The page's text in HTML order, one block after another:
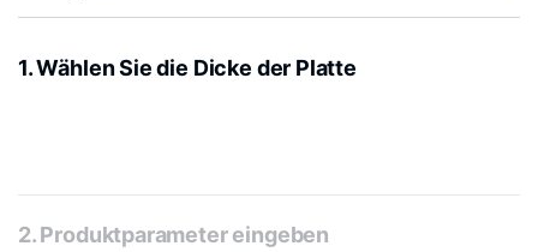
1. Wählen Sie die Dicke der Platte
2. Produktparameter eingeben